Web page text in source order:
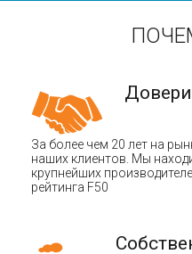
За более чем 20 лет на
наших клиентов. Мы
крупнейших
рейтинга F50